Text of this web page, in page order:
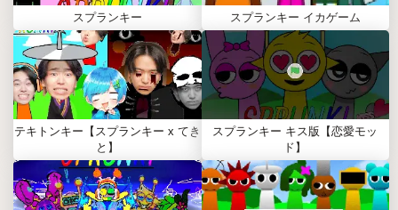
スプランキー スプランキー イカゲーム
テキトンキー【スプランキー x てき
と】
スプランキー キス版【恋愛モッ
ド】